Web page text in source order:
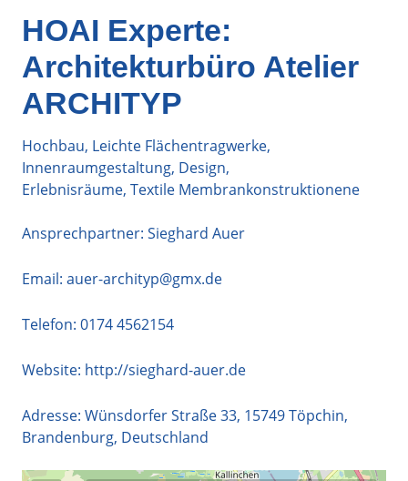
HOAI Experte:
Architekturbüro Atelier
ARCHITYP
Hochbau, Leichte Flächentragwerke,
Innenraumgestaltung, Design,
Erlebnisräume, Textile Membrankonstruktionene
Ansprechpartner: Sieghard Auer
Email: auer-archityp@gmx.de
Telefon: 0174 4562154
Website: http://sieghard-auer.de
Adresse: Wünsdorfer Straße 33, 15749Töpchin,
Brandenburg, Deutschland